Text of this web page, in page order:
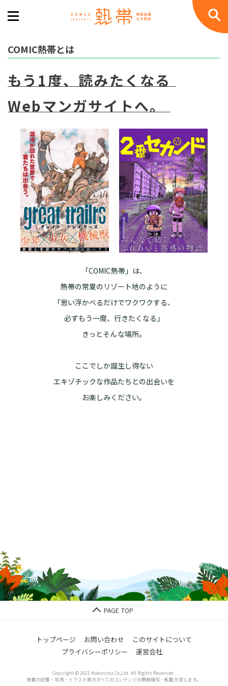
COMIC熱帯とは
もう1度、読みたくなる
Webマンガサイトへ。
「COMIC熱帯」は、
熱帯の常夏のリゾート地のように
「思い浮かべるだけでワクワクする、
必ずもう一度、行きたくなる」
きっとそんな場所。
ここでしか誕生し得ない
エキゾチックな作品たちとの出会いを
お楽しみください。
トップページ お問い合わせ
このサイトについて
プライバシーポリシー
運営会社
Copyright © 2021 Kobunsha Co,Ltd. All Rights Reserved.
掲載の記事・写真・イラスト等のすべてのコンテンツの無断複写・転載を禁じます。